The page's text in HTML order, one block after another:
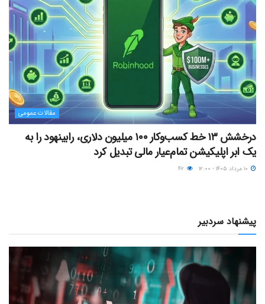
مقالات عمومی
درخشش ۱۳ خط کسب‌وکار ۱۰۰ میلیون دلاری، رابینهود را به
یک ابر اپلیکیشن تمام‌عیار مالی تبدیل کرد
پیشنهاد سردبیر